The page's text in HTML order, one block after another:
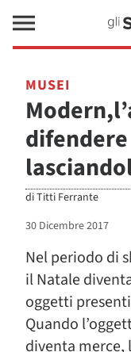
MUSEI
diTitti Ferrante
30 Dicembre 2017
Nel periodo di
il Natale
oggetti
Quando
diventa